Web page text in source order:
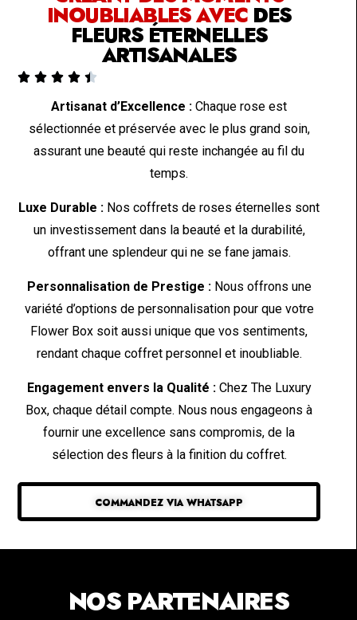
INOUBLIABLES AVEC DES
FLEURS ÉTERNELLES
ARTISANALES
    
Artisanat d’Excellence : Chaque rose est
sélectionnée et préservée avec le plus grand soin,
assurant une beauté qui reste inchangée au fil du
temps.
Luxe Durable : Nos coffrets de roses éternelles sont
un investissement dans la beauté et la durabilité,
offrant une splendeur qui ne se fane jamais.
Personnalisation de Prestige :Nous offrons une
variété d’options de personnalisation pour que votre
Flower Box soit aussi unique que vos sentiments,
rendant chaque coffret personnel et inoubliable.
Engagement envers la Qualité :Chez The Luxury
Box, chaque détail compte. Nous nous engageons à
fournir une excellence sans compromis, de la
sélection des fleurs à la finition du coffret.
COMMANDEZ VIA WHATSAPP
NOS PARTENAIRES